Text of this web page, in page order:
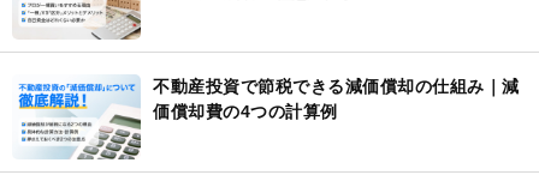
不動産投資で節税できる減価償却の仕組み｜減
価償却費の4つの計算例